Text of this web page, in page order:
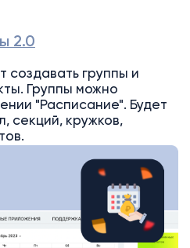
2.0
создавать группы и
Группы можно
"Расписание". Будет
секций, кружков,